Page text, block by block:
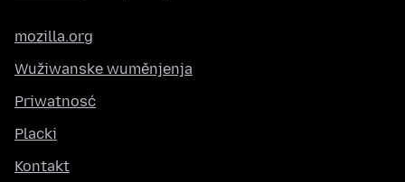
mozilla.org
Wužiwanske wuměnjenja
Priwatnosć
Placki
Kontakt